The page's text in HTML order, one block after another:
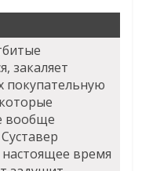
закаляет
покупательную
вообще
время